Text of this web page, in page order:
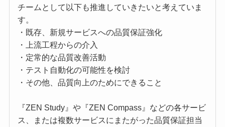
チームとして以下も推進していきたいと考えていま
す。
・既存、新規サービスへの品質保証強化
・上流工程からの介入
・定常的な品質改善活動
・テスト自動化の可能性を検討
・その他、品質向上のためにできること
『ZEN Study』や『ZEN Compass』などの各サービ
ス、または複数サービスにまたがった品質保証担当